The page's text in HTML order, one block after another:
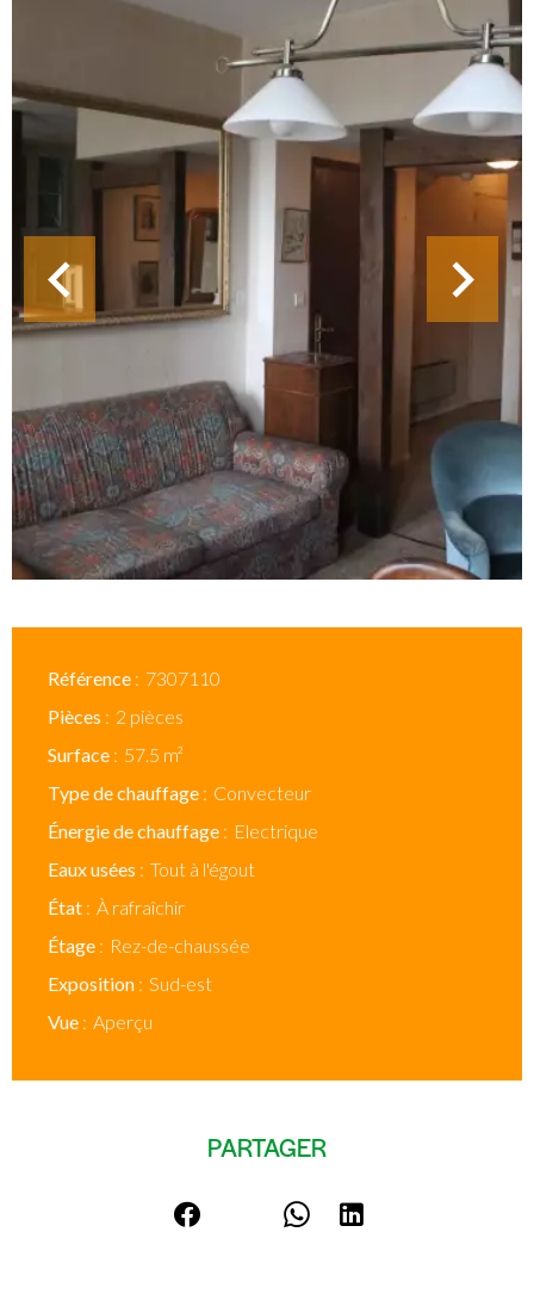
Référence
7307110
Pièces
2 pièces
Surface
57.5 m²
Type de chauffage
Convecteur
Énergie de chauffage
Electrique
Eaux usées
Tout à l'égout
État
À rafraîchir
Étage
Rez-de-chaussée
Exposition
Sud-est
Vue
Aperçu
PARTAGER